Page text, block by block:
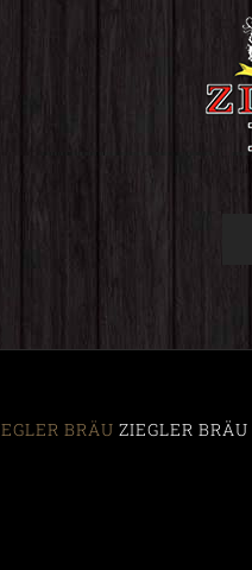
BRÄU ZIEGLER BRÄU